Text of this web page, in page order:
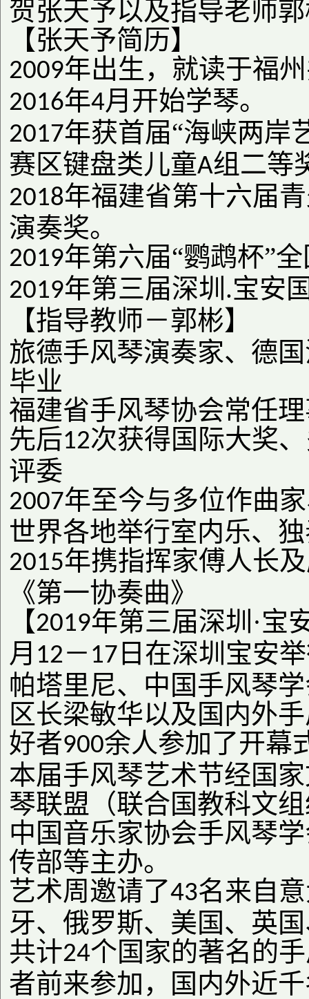
贺张天予以及指导老师
【张天予简历】
2009年出生，就读于福
2016年4月开始学琴。
2017年获首届“海峡两岸
赛区键盘类儿童A组二等
2018年福建省第十六届
演奏奖。
2019年第六届“鹦鹉杯”
2019年第三届深圳 .宝安
【指导教师－郭彬】
旅德手风琴演奏家、德
毕业
福建省手风琴协会常任
先后12次获得国际大奖
评委
2007年至今与多位作曲
世界各地举行室内乐、
2015年携指挥家傅人长
《第一协奏曲》
【2019年第三届深圳·宝
月 12－ 17 日在深圳宝安
帕塔里尼、中国手风琴
区长梁敏华以及国内外
好者900余人参加了开幕
本届手风琴艺术节经国
琴联盟（联合国教科文
中国音乐家协会手风琴
传部等主办。
艺术周邀请了43名来自
牙、俄罗斯、美国、英
共计24个国家的著名的
者前来参加，国内外近